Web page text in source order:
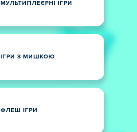
МУЛЬТИПЛЕЄРНІ ІГРИ
ІГРИ З МИШКОЮ
ФЛЕШ ІГРИ